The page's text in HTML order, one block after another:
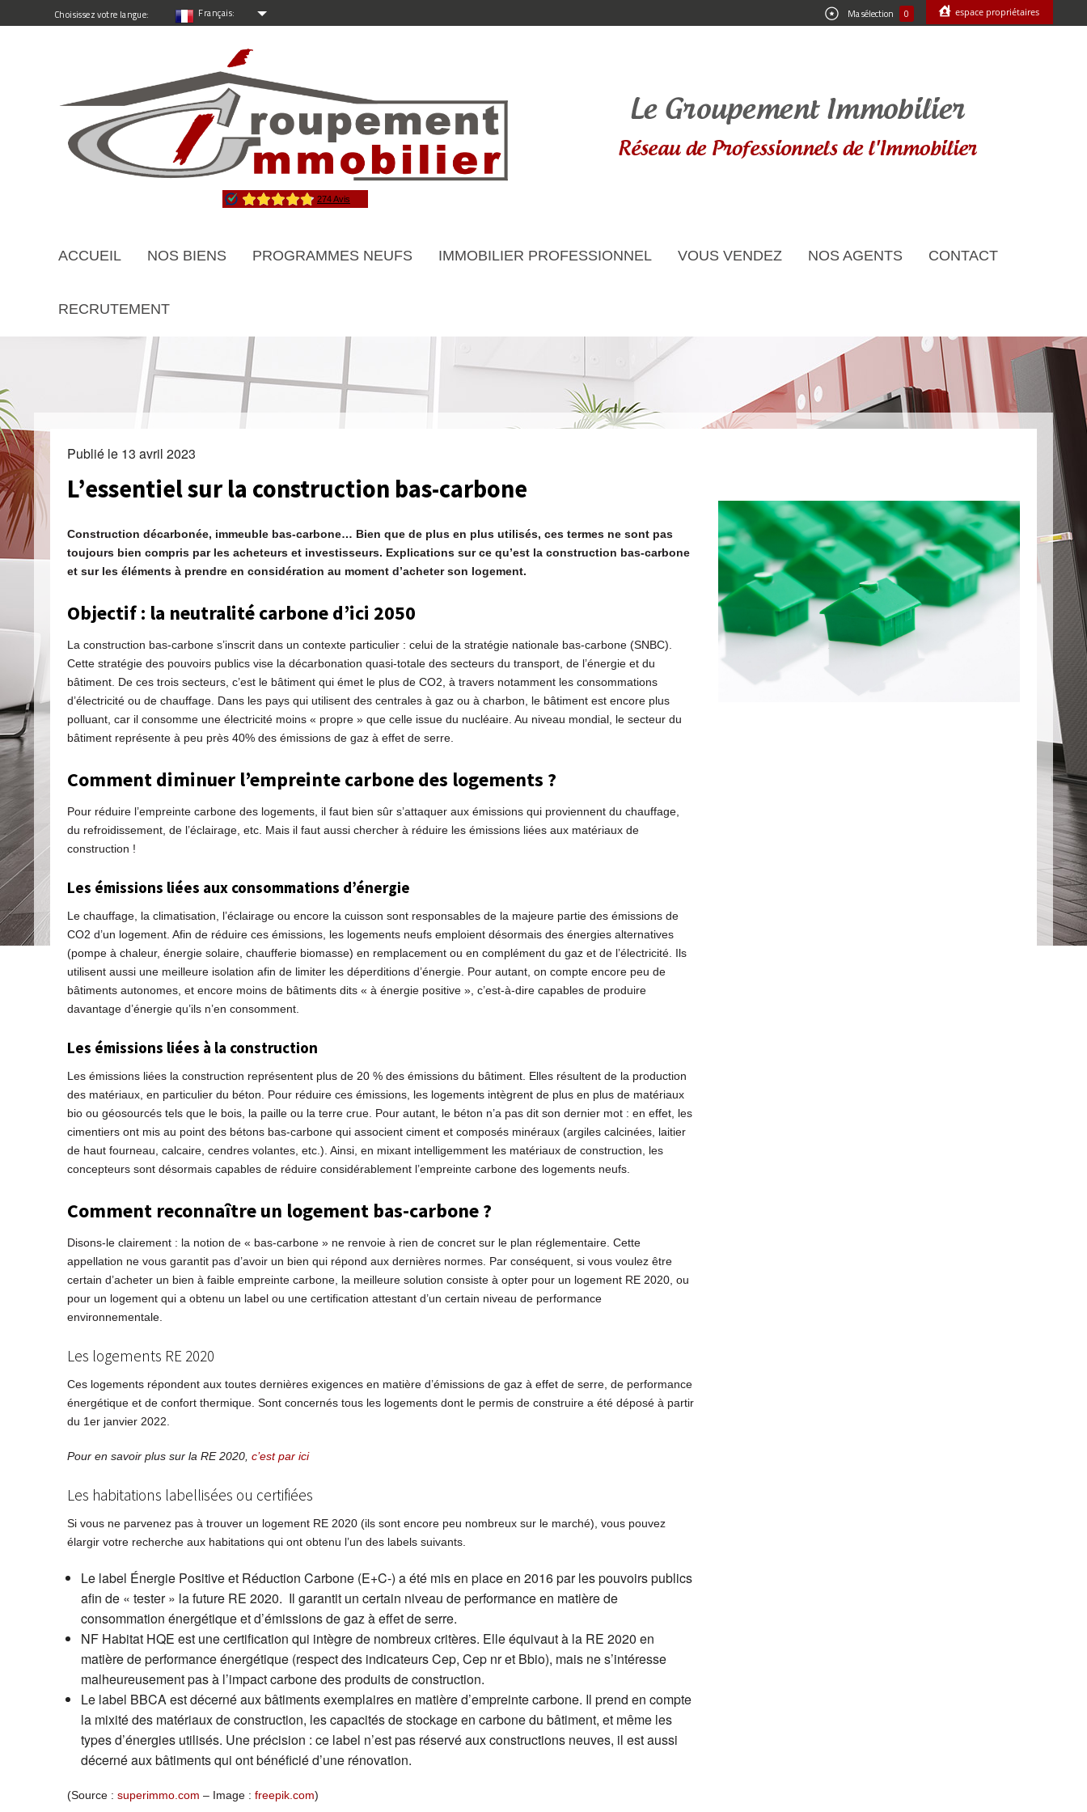
Choisissez votre langue: Français: Ma sélection 0 espace propriétaires
ACCUEIL NOS BIENS PROGRAMMES NEUFS IMMOBILIER PROFESSIONNEL VOUS VENDEZ NOS AGENTS CONTACT
RECRUTEMENT
Publié le 13 avril 2023
L’essentiel sur la construction bas-carbone
Construction décarbonée, immeuble bas-carbone… Bien que de plus en plus utilisés, ces termes ne sont pas
toujours bien compris par les acheteurs et investisseurs. Explications sur ce qu’est la construction bas-carbone
et sur les éléments à prendre en considération au moment d’acheter son logement.
Objectif : la neutralité carbone d’ici 2050
La construction bas-carbone s’inscrit dans un contexte particulier : celui de la stratégie nationale bas-carbone (SNBC).
Cette stratégie des pouvoirs publics vise la décarbonation quasi-totale des secteurs du transport, de l’énergie et du
bâtiment. De ces trois secteurs, c’est le bâtiment qui émet le plus de CO2, à travers notamment les consommations
d’électricité ou de chauffage. Dans les pays qui utilisent des centrales à gaz ou à charbon, le bâtiment est encore plus
polluant, car il consomme une électricité moins « propre » que celle issue du nucléaire. Au niveau mondial, le secteur du
bâtiment représente à peu près 40% des émissions de gaz à effet de serre.
Comment diminuer l’empreinte carbone des logements ?
Pour réduire l’empreinte carbone des logements, il faut bien sûr s’attaquer aux émissions qui proviennent du chauffage,
du refroidissement, de l’éclairage, etc. Mais il faut aussi chercher à réduire les émissions liées aux matériaux de
construction !
Les émissions liées aux consommations d’énergie
Le chauffage, la climatisation, l’éclairage ou encore la cuisson sont responsables de la majeure partie des émissions de
CO2 d’un logement. Afin de réduire ces émissions, les logements neufs emploient désormais des énergies alternatives
(pompe à chaleur, énergie solaire, chaufferie biomasse) en remplacement ou en complément du gaz et de l’électricité. Ils
utilisent aussi une meilleure isolation afin de limiter les déperditions d’énergie. Pour autant, on compte encore peu de
bâtiments autonomes, et encore moins de bâtiments dits « à énergie positive », c’est-à-dire capables de produire
davantage d’énergie qu’ils n’en consomment.
Les émissions liées à la construction
Les émissions liées la construction représentent plus de 20 % des émissions du bâtiment. Elles résultent de la production
des matériaux, en particulier du béton. Pour réduire ces émissions, les logements intègrent de plus en plus de matériaux
bio ou géosourcés tels que le bois, la paille ou la terre crue. Pour autant, le béton n’a pas dit son dernier mot : en effet, les
cimentiers ont mis au point des bétons bas-carbone qui associent ciment et composés minéraux (argiles calcinées, laitier
de haut fourneau, calcaire, cendres volantes, etc.). Ainsi, en mixant intelligemment les matériaux de construction, les
concepteurs sont désormais capables de réduire considérablement l’empreinte carbone des logements neufs.
Comment reconnaître un logement bas-carbone ?
Disons-le clairement : la notion de « bas-carbone » ne renvoie à rien de concret sur le plan réglementaire. Cette
appellation ne vous garantit pas d’avoir un bien qui répond aux dernières normes. Par conséquent, si vous voulez être
certain d’acheter un bien à faible empreinte carbone, la meilleure solution consiste à opter pour un logement RE 2020, ou
pour un logement qui a obtenu un label ou une certification attestant d’un certain niveau de performance
environnementale.
Les logements RE 2020
Ces logements répondent aux toutes dernières exigences en matière d’émissions de gaz à effet de serre, de performance
énergétique et de confort thermique. Sont concernés tous les logements dont le permis de construire a été déposé à partir
du 1er janvier 2022.
Pour en savoir plus sur la RE 2020, c’est par ici
Les habitations labellisées ou certifiées
Si vous ne parvenez pas à trouver un logement RE 2020 (ils sont encore peu nombreux sur le marché), vous pouvez
élargir votre recherche aux habitations qui ont obtenu l’un des labels suivants.
Le label Énergie Positive et Réduction Carbone (E+C-) a été mis en place en 2016 par les pouvoirs publics
afin de « tester » la future RE 2020. Il garantit un certain niveau de performance en matière de
consommation énergétique et d’émissions de gaz à effet de serre.
NF Habitat HQE est une certification qui intègre de nombreux critères. Elle équivaut à la RE 2020 en
matière de performance énergétique (respect des indicateurs Cep, Cep nr et Bbio), mais ne s’intéresse
malheureusement pas à l’impact carbone des produits de construction.
Le label BBCA est décerné aux bâtiments exemplaires en matière d’empreinte carbone. Il prend en compte
la mixité des matériaux de construction, les capacités de stockage en carbone du bâtiment, et même les
types d’énergies utilisés. Une précision : ce label n’est pas réservé aux constructions neuves, il est aussi
décerné aux bâtiments qui ont bénéficié d’une rénovation.
(Source : superimmo.com – Image : freepik.com)